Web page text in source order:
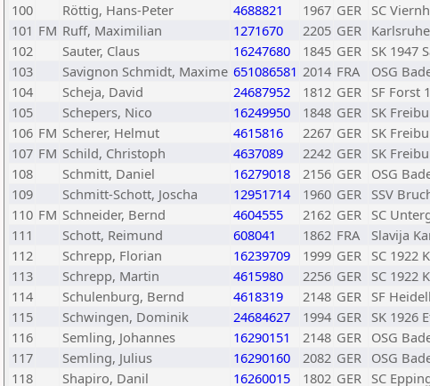
100
Röttig, Hans-Peter 4688821 1967 GER SC
101 FM Ruff, Maximilian 1271670 2205 GER
102
Sauter, Claus 16247680 1845 GER SK 1947
103
Savignon Schmidt, Maxime 651086581 2014 FRA OSG
104
Scheja, David 24687952 1812 GER SF Forst
105
Schepers, Nico 16249950 1848 GER SK
106 FM Scherer, Helmut 4615816 2267 GER SK
107 FM Schild, Christoph 4637089 2242 GER SK
108
Schmitt, Daniel 16279018 2156 GER OSG
109
Schmitt-Schott, Joscha 12951714 1960 GER SSV
110 FM Schneider, Bernd 4604555 2162 GER SC
111
Schott, Reimund 608041 1862 FRA Slavija
112
Schrepp, Florian 16239709 1999 GER SC 1922
113
Schrepp, Martin 4615980 2256 GER SC 1922
114
Schulenburg, Bernd 4618319 2148 GER SF
115
Schwingen, Dominik 24684627 1994 GER SK 1926
116
Semling, Johannes 16290151 2148 GER OSG
117
Semling, Julius 16290160 2082 GER OSG
118
Shapiro, Danil 16260015 1802 GER SC